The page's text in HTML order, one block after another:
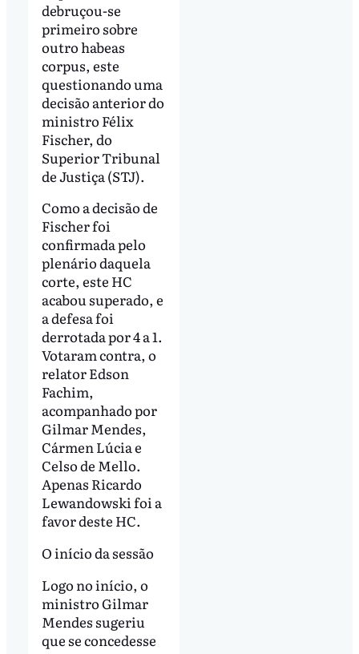
debruçou-se
primeiro sobre
outro habeas
corpus, este
questionando uma
decisão anterior do
ministro Félix
Fischer, do
Superior Tribunal
de Justiça (STJ).
Como a decisão de
Fischer foi
confirmada pelo
plenário daquela
corte, este HC
acabou superado, e
a defesa foi
derrotada por 4 a 1.
Votaram contra, o
relator Edson
Fachim,
acompanhado por
Gilmar Mendes,
Cármen Lúcia e
Celso de Mello.
Apenas Ricardo
Lewandowski foi a
favor deste HC.
O início da sessão
Logo no início, o
ministro Gilmar
Mendes sugeriu
que se concedesse